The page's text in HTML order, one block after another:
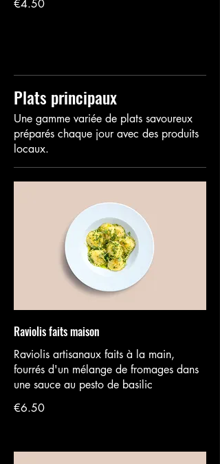
€4.50
Plats principaux
Une gamme variée de plats savoureux
préparés chaque jour avec des produits
locaux.
Raviolis faits maison
Raviolis artisanaux faits à la main,
fourrés d'un mélange de fromages dans
une sauce au pesto de basilic
€6.50